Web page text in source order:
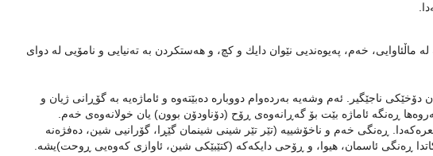
ماڵئاوایی، خه‌م، په‌یوه‌ندیی نێوان دایك و كچ، و هه‌ستكردن به‌ ته‌نیایی و نامۆیی له‌ دوای
دۆخێكی ناجێگیر. ئه‌م وشه‌یه‌ به‌رده‌وام دووباره‌ ده‌بێته‌وه‌ و ئاماژه‌یه‌ به‌ گۆڕانی ژیان و
ڕه‌نگه‌ ئاماژه‌ بێت بۆ گه‌ڕانه‌وه‌ی ڕۆح (دۆناودۆن بوون) یان خولانه‌وه‌ی خه‌م.
ڕه‌نگی خه‌م و ناخۆشییه‌ (تێر تێر شینی شینمان گێڕا، گۆرانیی شین، ده‌فژه‌نه‌
ڕه‌نگی ئاسمان، هیوا، و ڕۆحی دایكه‌كه‌ (كتێبێكی شین، ئاوازی كەوەیی ڕوحت)یشه‌.